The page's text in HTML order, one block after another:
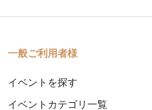
一般ご利用者様
イベントを探す
イベントカテゴリ一覧